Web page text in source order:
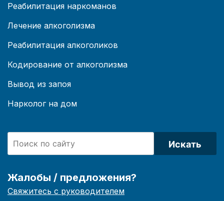
Реабилитация наркоманов
Лечение алкоголизма
Реабилитация алкоголиков
Кодирование от алкоголизма
Вывод из запоя
Нарколог на дом
Искать
Жалобы / предложения?
Свяжитесь с руководителем